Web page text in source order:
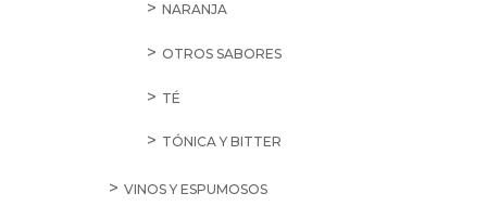
NARANJA
OTROS SABORES
TÉ
TÓNICA Y BITTER
VINOS Y ESPUMOSOS